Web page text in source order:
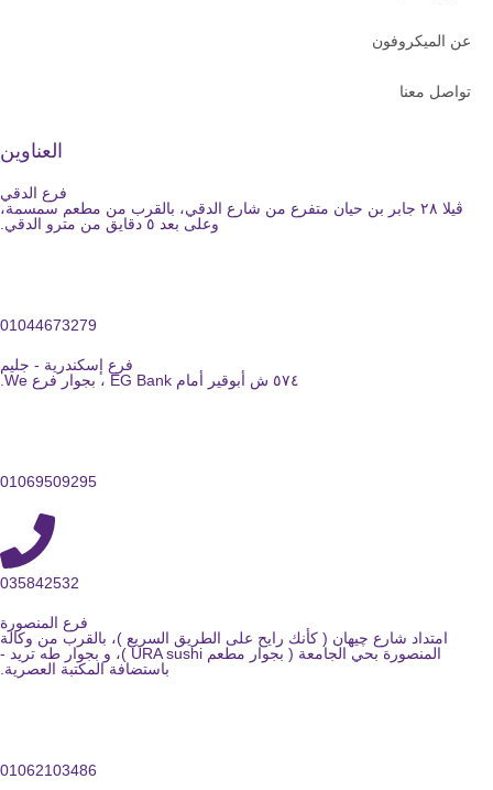
عن الميكروفون
تواصل معنا
العناوين
فرع الدقي
ڤيلا ٢٨ جابر بن حيان متفرع من شارع الدقي، بالقرب من مطعم سمسمة،
وعلى بعد ٥ دقايق من مترو الدقي.
01044673279
فرع إسكندرية - جليم
٥٧٤ ش أبوقير أمام EG Bank ، بجوار فرع We.
01069509295
035842532
فرع المنصورة
امتداد شارع چيهان ( كأنك رايح على الطريق السريع )، بالقرب من وكالة
المنصورة بحي الجامعة ( بجوار مطعم URA sushi )، و بجوار طه تريد -
باستضافة المكتبة العصرية.
01062103486